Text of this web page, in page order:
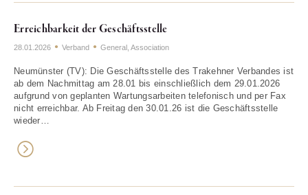
Erreichbarkeit der Geschäftsstelle
28.01.2026 Verband General Association
Neumünster (TV): Die Geschäftsstelle des Trakehner Verbandes ist
ab dem Nachmittag am 28.01 bis einschließlich dem 29.01.2026
aufgrund von geplanten Wartungsarbeiten telefonisch und per Fax
nicht erreichbar. Ab Freitag den 30.01.26 ist die Geschäftsstelle
wieder…